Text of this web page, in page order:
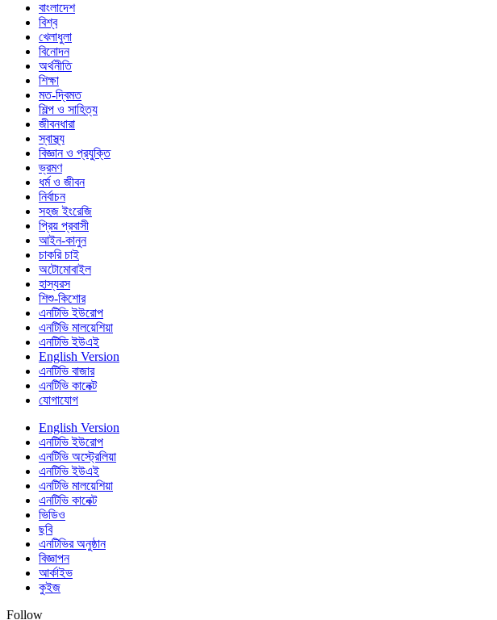
বাংলাদেশ
বিশ্ব
খেলাধুলা
বিনোদন
অর্থনীতি
শিক্ষা
মত-দ্বিমত
শিল্প ও সাহিত্য
জীবনধারা
স্বাস্থ্য
বিজ্ঞান ও প্রযুক্তি
ভ্রমণ
ধর্ম ও জীবন
নির্বাচন
সহজ ইংরেজি
প্রিয় প্রবাসী
আইন-কানুন
চাকরি চাই
অটোমোবাইল
হাস্যরস
শিশু-কিশোর
এনটিভি ইউরোপ
এনটিভি মালয়েশিয়া
এনটিভি ইউএই
English Version
এনটিভি বাজার
এনটিভি কানেক্ট
যোগাযোগ
English Version
এনটিভি ইউরোপ
এনটিভি অস্ট্রেলিয়া
এনটিভি ইউএই
এনটিভি মালয়েশিয়া
এনটিভি কানেক্ট
ভিডিও
ছবি
এনটিভির অনুষ্ঠান
বিজ্ঞাপন
আর্কাইভ
কুইজ
Follow